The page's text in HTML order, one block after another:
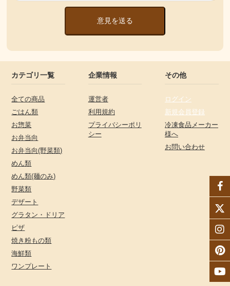
意見を送る
カテゴリ一覧
全ての商品
ごはん類
お惣菜
お弁当向
お弁当向(野菜類)
めん類
めん類(麺のみ)
野菜類
デザート
グラタン・ドリア
ピザ
焼き粉もの類
海鮮類
ワンプレート
企業情報
運営者
利用規約
プライバシーポリ
シー
その他
ログイン
新規会員登録
冷凍食品メーカー
様へ
お問い合わせ